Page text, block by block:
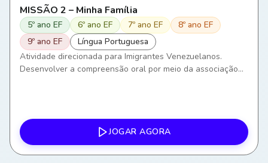
MISSÃO 2 – Minha Família
5º ano EF 6º ano EF 7º ano EF
8º ano EF
9º ano EF
Língua Portuguesa
Atividade direcionada para Imigrantes Venezuelanos.
Desenvolver a compreensão oral por meio da associação
língua portuguesa em situações comunicativas do
cotidiano. Favorecer a interação social e a construção de
vínculos por meio da comunicação em Português como
Língua de Acolhimento (PLAc).
JOGAR AGORA